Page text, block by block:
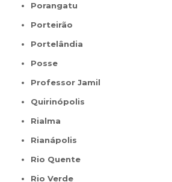
Porangatu
Porteirão
Portelândia
Posse
Professor Jamil
Quirinópolis
Rialma
Rianápolis
Rio Quente
Rio Verde